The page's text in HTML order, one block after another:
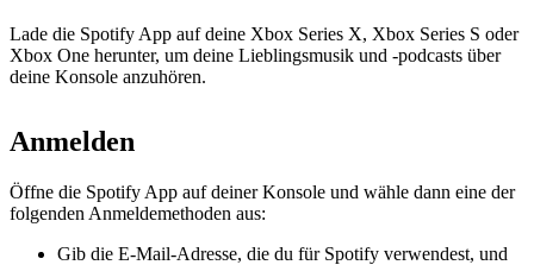
Lade die Spotify App auf deine Xbox Series X, Xbox Series S oder
Xbox One herunter, um deine Lieblingsmusik und -podcasts über
deine Konsole anzuhören.
Anmelden
Öffne die Spotify App auf deiner Konsole und wähle dann eine der
folgenden Anmeldemethoden aus:
Gib die E-Mail-Adresse, die du für Spotify verwendest, und